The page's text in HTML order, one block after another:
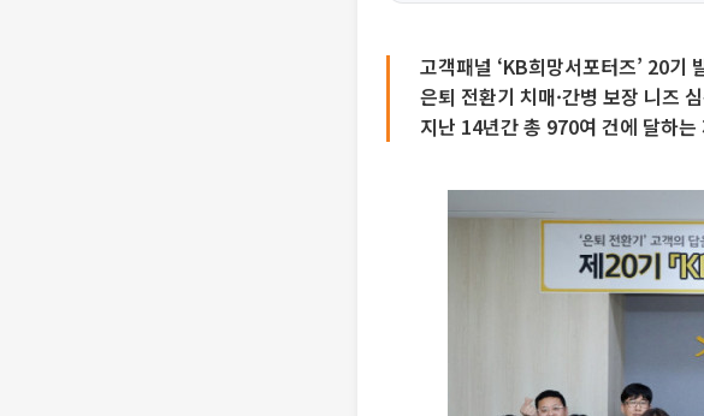
고객패널 ‘KB희망서포터즈’ 20기
은퇴 전환기 치매·간병 보장 니즈
지난 14년간 총 970여 건에 달하